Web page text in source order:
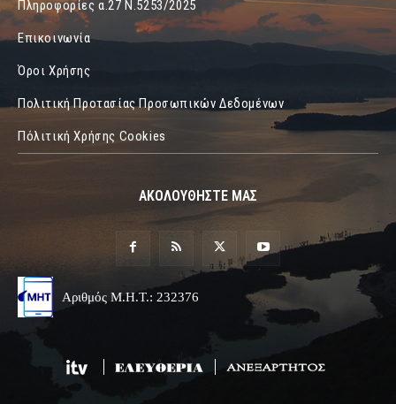
Πληροφορίες α.27 Ν.5253/2025
Επικοινωνία
Όροι Χρήσης
Πολιτική Προτασίας Προσωπικών Δεδομένων
Πόλιτική Χρήσης Cookies
ΑΚΟΛΟΥΘΗΣΤΕ ΜΑΣ
Αριθμός Μ.Η.Τ.: 232376